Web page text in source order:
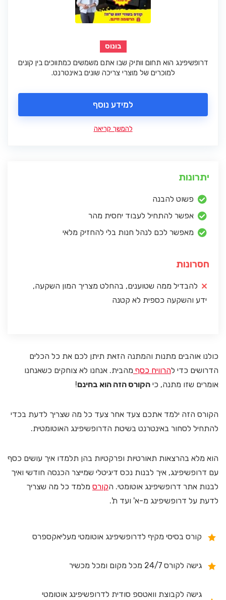
בונוס
דרופשיפינג הוא תחום וותיק שבו אתם משמשים כמתווכים בין קונים
למוכרים של מוצרי צריכה שונים באינטרנט.
למידע נוסף
להמשך קריאה
יתרונות
פשוט להבנה
אפשר להתחיל לעבוד יחסית מהר
מאפשר לכם לנהל חנות בלי להחזיק מלאי
חסרונות
להבדיל ממה שטוענים, בהחלט מצריך המון השקעה,
ידע והשקעה כספית לא קטנה
כולנו אוהבים מתנות והמתנה הזאת תיתן לכם את כל הכלים
הדרושים כדי להרוויח כסף מהבית. אנחנו לא צוחקים כשאנחנו
אומרים שזו מתנה, כי הקורס הזה הוא בחינם!
הקורס הזה ילמד אתכם צעד אחר צעד כל מה שצריך לדעת בכדי
להתחיל לסחור באינטרנט בשיטת הדרופשיפינג האוטומטית.
הוא מלא בהרצאות תאורטיות ופרקטיות בהן תלמדו איך עושים כסף
עם דרופשיפינג, איך לבנות נכס דיגיטלי שמייצר הכנסה חודשי ואיך
לבנות אתר דרופשיפינג אוטומטי. הקורס מלמד כל מה שצריך
לדעת על דרופשיפינג מ-א' ועד ת'.
קורס בסיסי מקיף לדרופשיפינג אוטומטי מעליאקספרס
גישה לקורס 24/7 מכל מקום ומכל מכשיר
גישה לקבוצת וואטספ סודית לדרופשיפינג אוטומטי